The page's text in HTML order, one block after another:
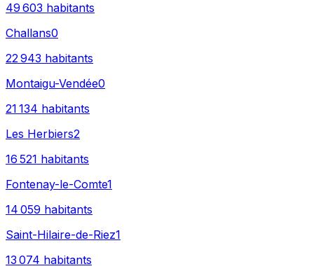
49 603 habitants
Challans0
22 943 habitants
Montaigu-Vendée0
21 134 habitants
Les Herbiers2
16 521 habitants
Fontenay-le-Comte1
14 059 habitants
Saint-Hilaire-de-Riez1
13 074 habitants